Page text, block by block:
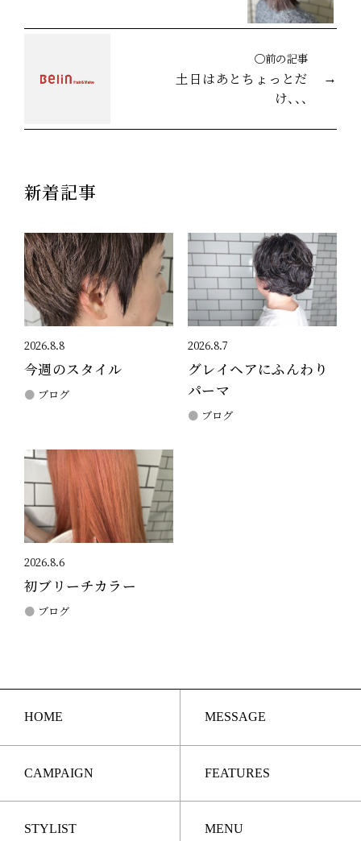
◯前の記事
土日はあとちょっとだ
け、、、
新着記事
2026.8.8
今週のスタイル
ブログ
2026.8.7
グレイヘアにふんわり
パーマ
ブログ
2026.8.6
初ブリーチカラー
ブログ
HOME MESSAGE
CAMPAIGN FEATURES
STYLIST MENU